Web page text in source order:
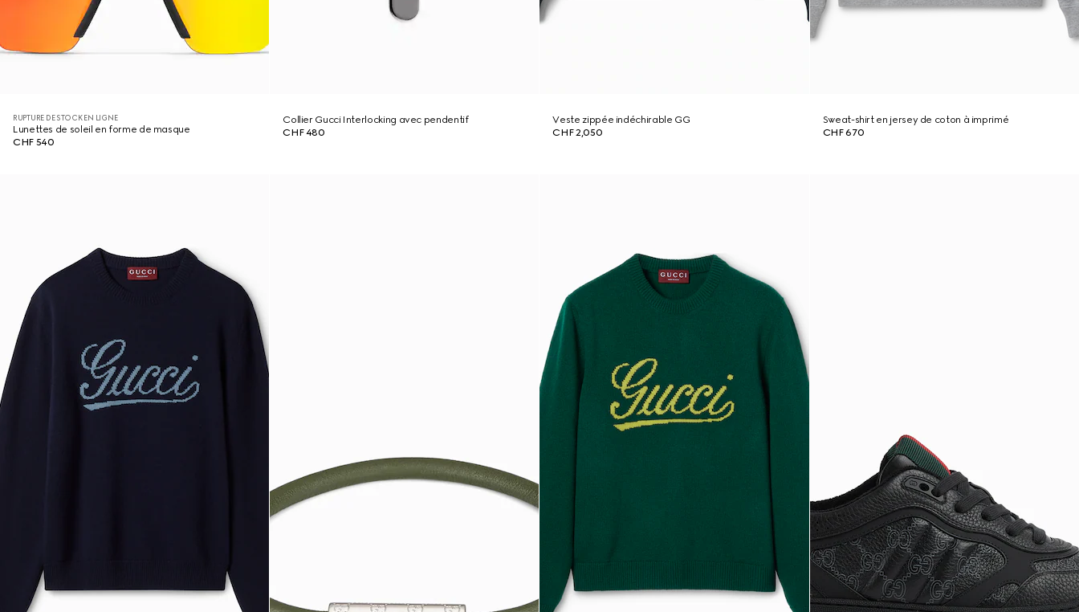
RUPTURE DE STOCK EN LIGNE
Lunettes de soleil en forme de masque
CHF 540
Collier Gucci Interlocking avec pendentif
CHF 480
Veste zippée indéchirable GG
CHF 2,050
Sweat-shirt en jersey de coton à imprimé
CHF 670